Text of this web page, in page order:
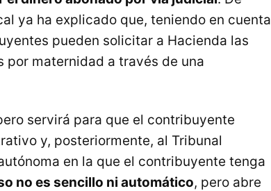
ya ha explicado que, teniendo en cuenta
pueden solicitar a Hacienda las
por maternidad a través de una
servirá para que el contribuyente
y, posteriormente, al Tribunal
en la que el contribuyente tenga
no es sencillo ni automático, pero abre